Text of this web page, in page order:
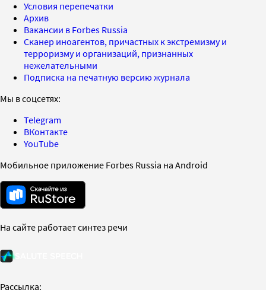
Условия перепечатки
Архив
Вакансии в Forbes Russia
Сканер иноагентов, причастных к экстремизму и
терроризму и организаций, признанных
нежелательными
Подписка на печатную версию журнала
Мы в соцсетях:
Telegram
ВКонтакте
YouTube
Мобильное приложение Forbes Russia на Android
На сайте работает синтез речи
Рассылка: